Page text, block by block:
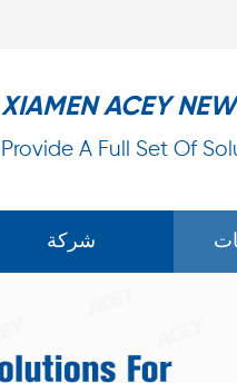
XIAMEN ACEY
Provide A Full Set Of
شركة